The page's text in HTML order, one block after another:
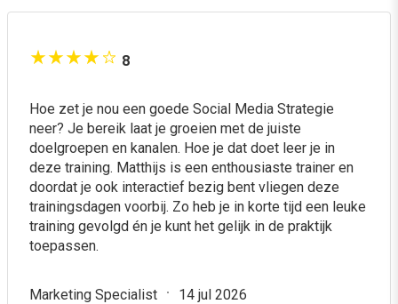
8
Hoe zet je nou een goede Social Media Strategie
neer? Je bereik laat je groeien met de juiste
doelgroepen en kanalen. Hoe je dat doet leer je in
deze training. Matthijs is een enthousiaste trainer en
doordat je ook interactief bezig bent vliegen deze
trainingsdagen voorbij. Zo heb je in korte tijd een leuke
training gevolgd én je kunt het gelijk in de praktijk
toepassen.
Marketing Specialist 14 jul 2026